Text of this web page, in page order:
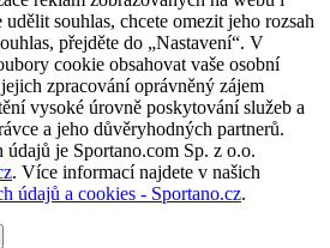
souhlas, chcete omezit jeho rozsah
přejděte do „Nastavení“. V
cookie obsahovat vaše osobní
zpracování oprávněný zájem
vysoké úrovně poskytování služeb a
a jeho důvěryhodných partnerů.
údajů je Sportano.com Sp. z o.o.
. Více informací najdete v našich
údajů a cookies - Sportano.cz.